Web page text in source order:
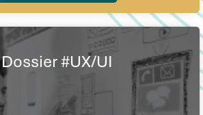
Dossier #UX/UI